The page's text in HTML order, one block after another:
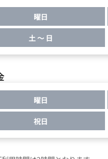
曜日
土 ～ 日
曜日
祝日